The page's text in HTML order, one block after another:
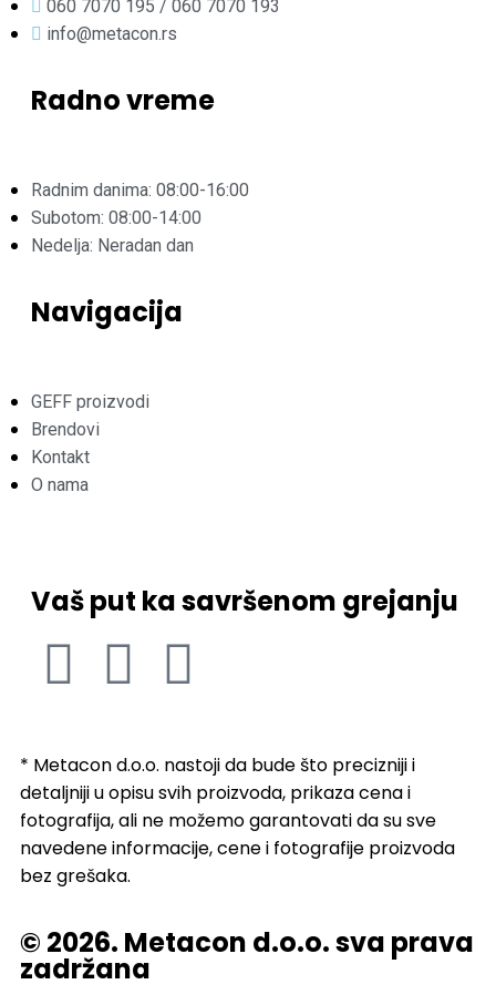
060 7070 195 / 060 7070 193
info@metacon.rs
Radno vreme
Radnim danima: 08:00-16:00
Subotom: 08:00-14:00
Nedelja: Neradan dan
Navigacija
GEFF proizvodi
Brendovi
Kontakt
O nama
Vaš put ka savršenom grejanju
* Metacon d.o.o. nastoji da bude što precizniji i
detaljniji u opisu svih proizvoda, prikaza cena i
fotografija, ali ne možemo garantovati da su sve
navedene informacije, cene i fotografije proizvoda
bez grešaka.
© 2026. Metacon d.o.o. sva prava
zadržana